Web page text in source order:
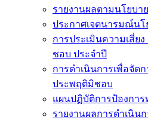
รายงานผลตามนโยบาย
ประกาศเจตนารมณ์นโ
การประเมินความเสี่ย
ชอบ ประจำปี
การดำเนินการเพื่อจัด
ประพฤติมิชอบ
แผนปฏิบัติการป้องกา
รายงานผลการดำเนิน